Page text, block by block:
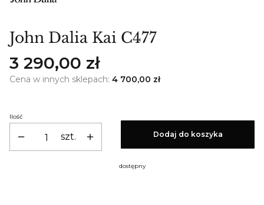
John Dalia Kai C477
Cena
3 290,00 zł
Cena w innych sklepach: 4 700,00 zł
Ilość
szt. Dodaj do koszyka
dostępny